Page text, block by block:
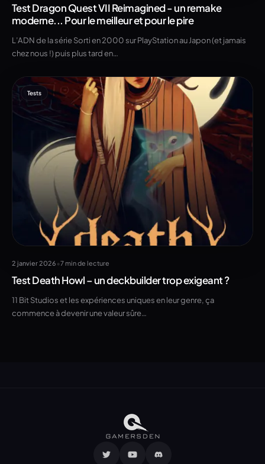
Test Dragon Quest VII Reimagined - un remake
moderne... Pour le meilleur et pour le pire
L’ADN de la série Sorti en 2000 sur PlayStation au Japon (et jamais
chez nous !) puis plus tard en…
Tests
2 janvier 2026 •7 min de lecture
Test Death Howl – un deckbuilder trop exigeant ?
11 Bit Studios et les expériences uniques en leur genre, ça
commence à devenir une valeur sûre…